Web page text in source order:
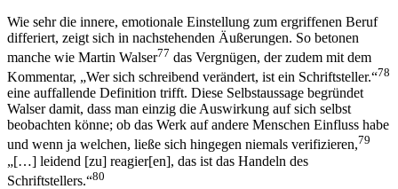
Wie sehr die innere, emotionale Einstellung zum ergriffenen Beruf
differiert, zeigt sich in nachstehenden Äußerungen. So betonen
manche wie Martin Walser77 das Vergnügen, der zudem mit dem
Kommentar, „Wer sich schreibend verändert, ist ein Schriftsteller.“78
eine auffallende Definition trifft. Diese Selbstaussage begründet
Walser damit, dass man einzig die Auswirkung auf sich selbst
beobachten könne; ob das Werk auf andere Menschen Einfluss habe
und wenn ja welchen, ließe sich hingegen niemals verifizieren,79
„[…] leidend [zu] reagier[en], das ist das Handeln des
Schriftstellers.“80